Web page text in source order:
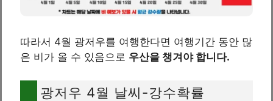
따라서 4월 광저우를 여행한다면 여행기간 동안 많
은 비가 올 수 있음으로 우산을 챙겨야 합니다.
광저우 4월 날씨-강수확률